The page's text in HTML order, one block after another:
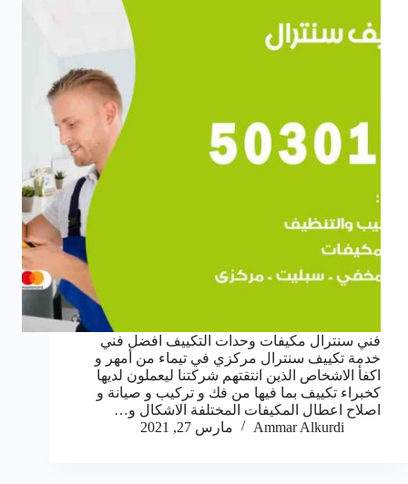
فني سنترال مكيفات وحدات التكييف افضل فني
خدمة تكييف سنترال مركزي في تيماء من أمهر و
اكفأ الاشخاص الذين انتقتهم شركتنا ليعملون لديها
كخبراء تكييف بما فيها من فك و تركيب و صيانة و
اصلاح اعطال المكيفات المختلفة الاشكال و…
Ammar Alkurdi
مارس 27, 2021